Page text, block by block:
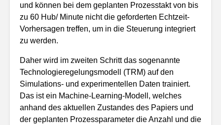
und können bei dem geplanten Prozesstakt von bis
zu 60 Hub/ Minute nicht die geforderten Echtzeit-
Vorhersagen treffen, um in die Steuerung integriert
zu werden.
Daher wird im zweiten Schritt das sogenannte
Technologieregelungsmodell (TRM) auf den
Simulations- und experimentellen Daten trainiert.
Das ist ein Machine-Learning-Modell, welches
anhand des aktuellen Zustandes des Papiers und
der geplanten Prozessparameter die Anzahl und die